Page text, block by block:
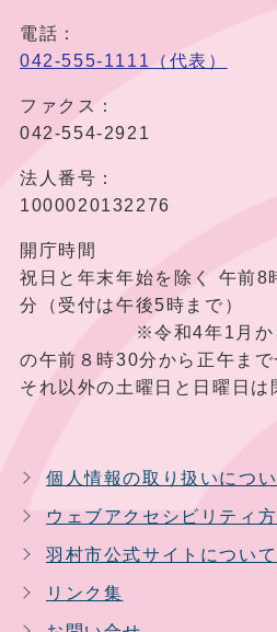
電話：
042-555-1111（代表）
ファクス：
042-554-2921
法人番号：
1000020132276
開庁時間
祝日と年末年始を除く 午前8
分（受付は午後5時まで）
※令和4年1月から毎
の午前８時30分から正午まで
それ以外の土曜日と日曜日は
個人情報の取り扱いについ
ウェブアクセシビリティ
羽村市公式サイトについて
リンク集